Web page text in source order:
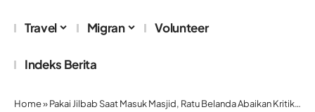
Travel Migran Volunteer
Indeks Berita
Home»Pakai Jilbab Saat Masuk Masjid, Ratu Belanda Abaikan Kritik Wilders